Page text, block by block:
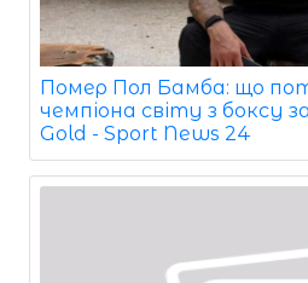
Помер Пол Бамба: що
чемпіона світу з боксу
Gold - Sport News 24